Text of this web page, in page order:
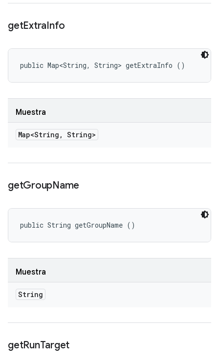
getExtraInfo
public Map<String, String> getExtraInfo ()
Muestra
Map<String , String>
getGroupName
public String getGroupName ()
Muestra
String
getRunTarget